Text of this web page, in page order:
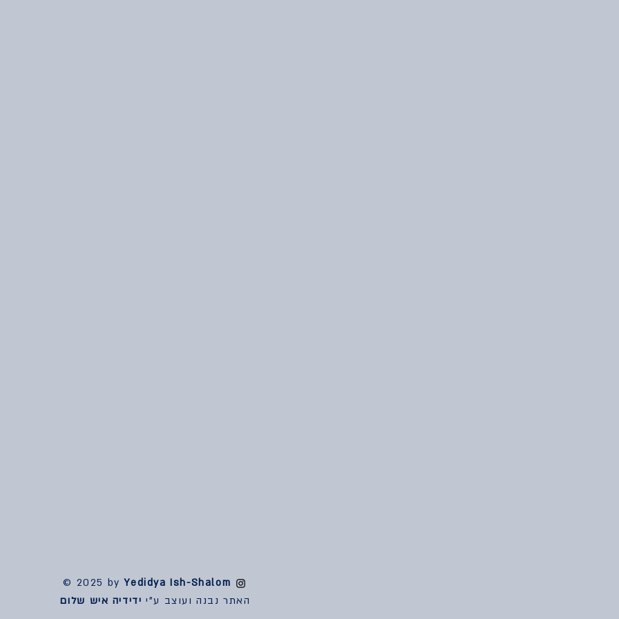
© 2025 byYedidya Ish-Shalom
האתר נבנה ועוצב ע"י ידידיה איש שלום